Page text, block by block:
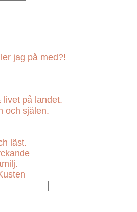
jag på med?!
livet på landet.
och själen.
läst.